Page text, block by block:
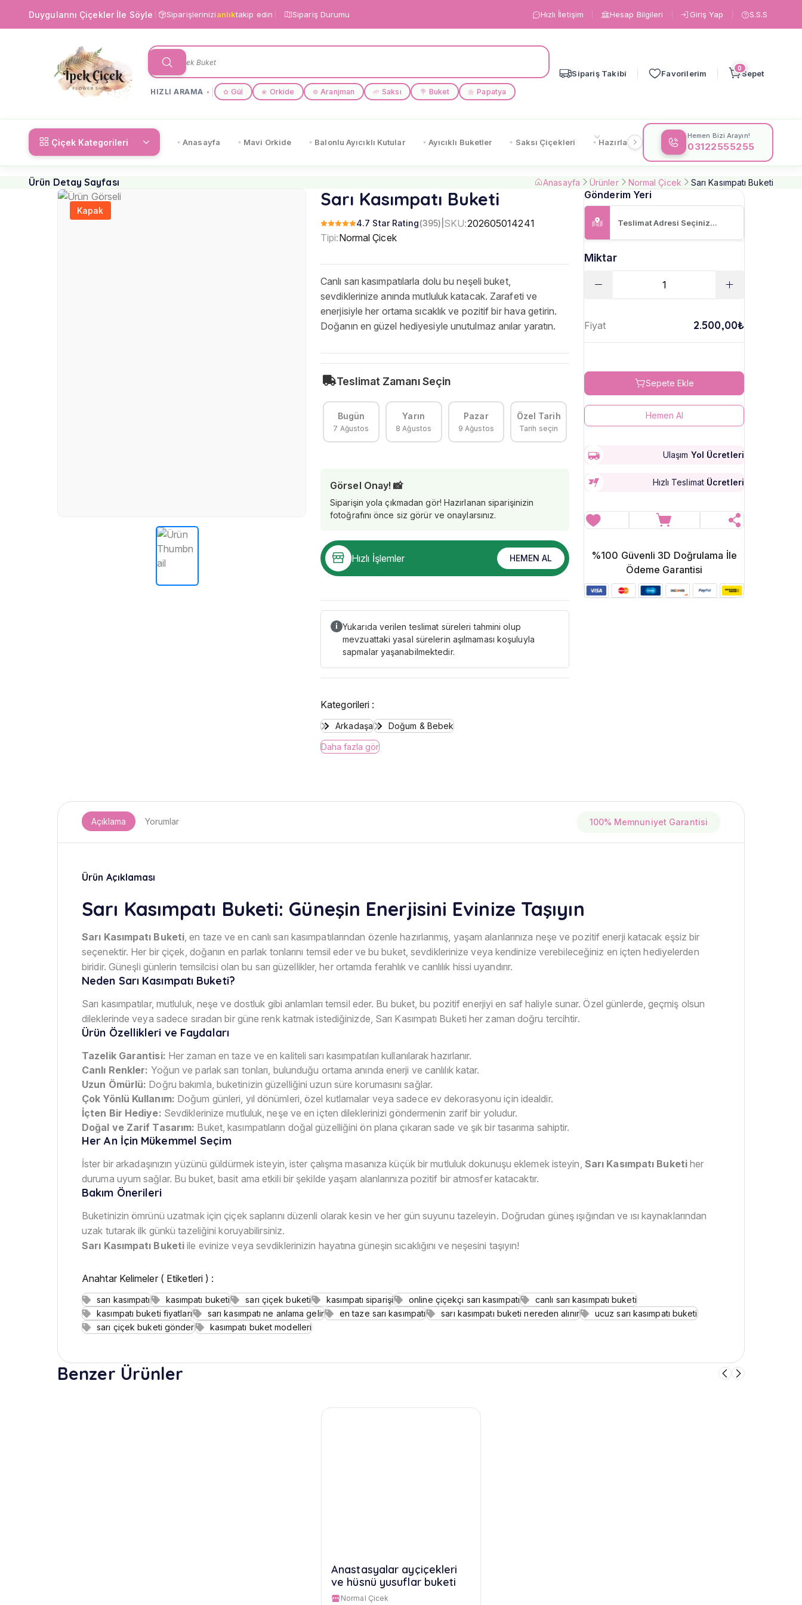
Duygularını Çiçekler İle Söyle Siparişlerinizianlıktakip edin Sipariş Durumu Hızlı İletişim Hesap Bilgileri Giriş Yap S.S.S
HIZLI ARAMA ✿ Gül ❀ Orkide ❁ Aranjman 🌱 Saksı 💐 Buket 🌼 Papatya
Sipariş Takibi Favorilerim
0
Sepet
Çiçek Kategorileri Anasayfa Mavi Orkide Balonlu Ayıcıklı Kutular Ayıcıklı Buketler Saksı Çiçekleri Hazırlanışa Göre Çiçeklere Göre
Hemen Bizi Arayın!
03122555255
Ürün Detay Sayfası Anasayfa Ürünler Normal Çicek Sarı Kasımpatı Buketi
Kapak
Sarı Kasımpatı Buketi
4.7 Star Rating(395) SKU:202605014241
Tipi:Normal Çicek
Canlı sarı kasımpatılarla dolu bu neşeli buket,
sevdiklerinize anında mutluluk katacak. Zarafeti ve
enerjisiyle her ortama sıcaklık ve pozitif bir hava getirin.
Doğanın en güzel hediyesiyle unutulmaz anılar yaratın.
Teslimat Zamanı Seçin
Bugün
7 Ağustos
Yarın
8 Ağustos
Pazar
9 Ağustos
Özel Tarih
Tarih seçin
Görsel Onay! 📸
Siparişin yola çıkmadan gör! Hazırlanan siparişinizin
fotoğrafını önce siz görür ve onaylarsınız.
Hızlı İşlemler HEMEN AL
i Yukarıda verilen teslimat süreleri tahmini olup
mevzuattaki yasal sürelerin aşılmaması koşuluyla
sapmalar yaşanabilmektedir.
Kategorileri :
Arkadaşa Doğum & Bebek
Daha fazla gör
Gönderim Yeri
Miktar
Fiyat 2.500,00₺
Sepete Ekle
Hemen Al
Ulaşım Yol Ücretleri
Hızlı Teslimat Ücretleri
%100 Güvenli 3D Doğrulama İle
Ödeme Garantisi
Açıklama Yorumlar 100% Memnuniyet Garantisi
Ürün Açıklaması
Sarı Kasımpatı Buketi: Güneşin Enerjisini Evinize Taşıyın
Sarı Kasımpatı Buketi , en taze ve en canlı sarı kasımpatılarından özenle hazırlanmış, yaşam alanlarınıza neşe ve pozitif enerji katacak eşsiz bir
seçenektir. Her bir çiçek, doğanın en parlak tonlarını temsil eder ve bu buket, sevdiklerinize veya kendinize verebileceğiniz en içten hediyelerden
biridir. Güneşli günlerin temsilcisi olan bu sarı güzellikler, her ortamda ferahlık ve canlılık hissi uyandırır.
Neden Sarı Kasımpatı Buketi?
Sarı kasımpatılar, mutluluk, neşe ve dostluk gibi anlamları temsil eder. Bu buket, bu pozitif enerjiyi en saf haliyle sunar. Özel günlerde, geçmiş olsun
dileklerinde veya sadece sıradan bir güne renk katmak istediğinizde, Sarı Kasımpatı Buketi her zaman doğru tercihtir.
Ürün Özellikleri ve Faydaları
Tazelik Garantisi: Her zaman en taze ve en kaliteli sarı kasımpatıları kullanılarak hazırlanır.
Canlı Renkler: Yoğun ve parlak sarı tonları, bulunduğu ortama anında enerji ve canlılık katar.
Uzun Ömürlü: Doğru bakımla, buketinizin güzelliğini uzun süre korumasını sağlar.
Çok Yönlü Kullanım: Doğum günleri, yıl dönümleri, özel kutlamalar veya sadece ev dekorasyonu için idealdir.
İçten Bir Hediye: Sevdiklerinize mutluluk, neşe ve en içten dileklerinizi göndermenin zarif bir yoludur.
Doğal ve Zarif Tasarım: Buket, kasımpatıların doğal güzelliğini ön plana çıkaran sade ve şık bir tasarıma sahiptir.
Her An İçin Mükemmel Seçim
İster bir arkadaşınızın yüzünü güldürmek isteyin, ister çalışma masanıza küçük bir mutluluk dokunuşu eklemek isteyin, Sarı Kasımpatı Buketiher
duruma uyum sağlar. Bu buket, basit ama etkili bir şekilde yaşam alanlarınıza pozitif bir atmosfer katacaktır.
Bakım Önerileri
Buketinizin ömrünü uzatmak için çiçek saplarını düzenli olarak kesin ve her gün suyunu tazeleyin. Doğrudan güneş ışığından ve ısı kaynaklarından
uzak tutarak ilk günkü tazeliğini koruyabilirsiniz.
Sarı Kasımpatı Buketi ile evinize veya sevdiklerinizin hayatına güneşin sıcaklığını ve neşesini taşıyın!
Anahtar Kelimeler ( Etiketleri ) :
sarı kasımpatı kasımpatı buketi sarı çiçek buketi kasımpatı siparişi online çiçekçi sarı kasımpatı
canlı sarı kasımpatı buketi
kasımpatı buketi fiyatları
sarı kasımpatı ne anlama gelir en taze sarı kasımpatı sarı kasımpatı buketi nereden alınır
ucuz sarı kasımpatı buketi
sarı çiçek buketi gönder
kasımpatı buket modelleri
Benzer Ürünler
Anastasyalar ayçiçekleri
ve hüsnü yusuflar buketi
Normal Çicek